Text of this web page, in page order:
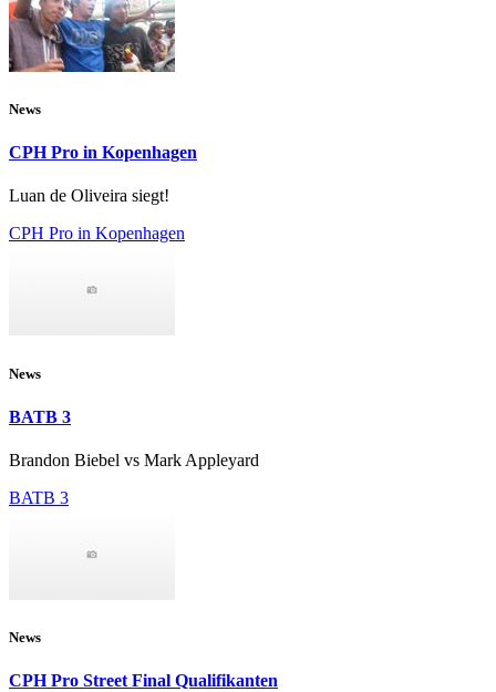
News
CPH Pro in Kopenhagen
Luan de Oliveira siegt!
CPH Pro in Kopenhagen
News
BATB 3
Brandon Biebel vs Mark Appleyard
BATB 3
News
CPH Pro Street Final Qualifikanten